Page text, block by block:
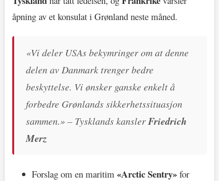
åpning av et konsulat i Grønland neste måned.
«Vi deler USAs bekymringer om at denne
delen av Danmark trenger bedre
beskyttelse. Vi ønsker ganske enkelt å
forbedre Grønlands sikkerhetssituasjon
sammen.» – Tysklands kanslerFriedrich
Merz
Forslag om en maritim «Arctic Sentry» for